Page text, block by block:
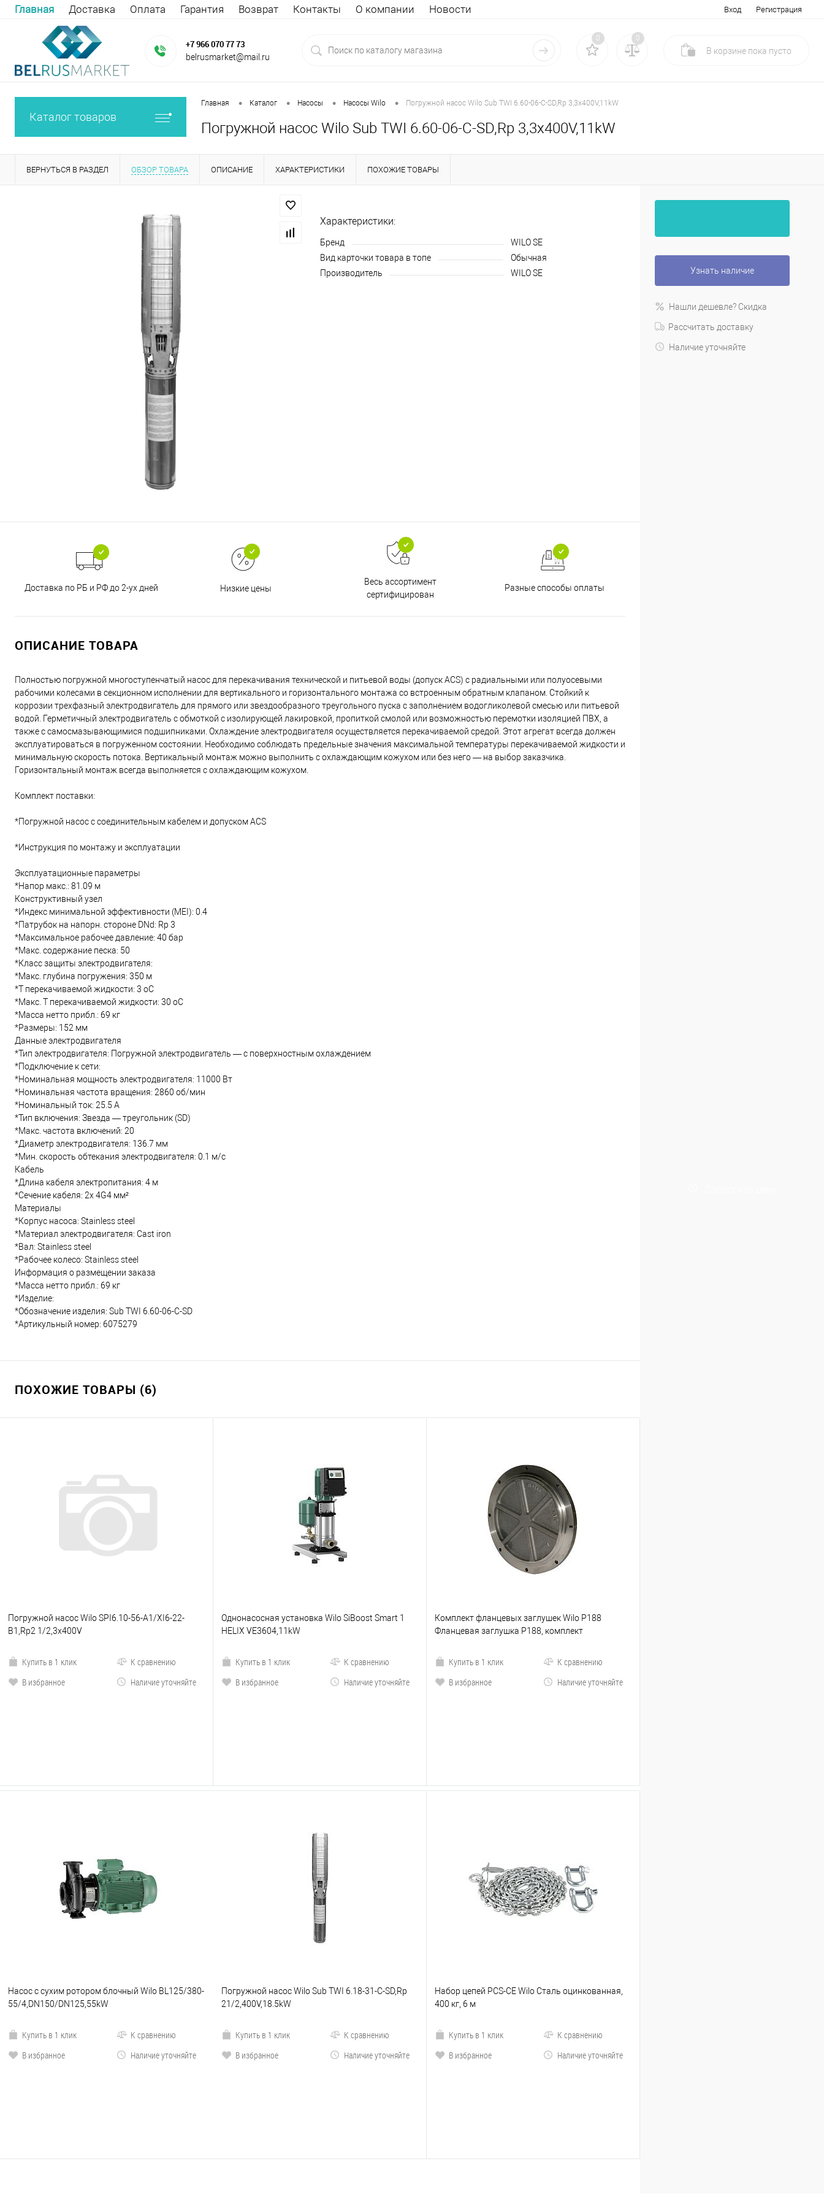
Главная Доставка Оплата Гарантия Возврат Контакты О компании Новости Вход Регистрация
+7 966 070 77 73
belrusmarket@mail.ru
0 0
В корзине пока пусто
Каталог товаров
Главная • Каталог • Насосы • Насосы Wilo • Погружной насос Wilo Sub TWI 6.60-06-C-SD,Rp 3,3x400V,11kW
Погружной насос Wilo Sub TWI 6.60-06-C-SD,Rp 3,3x400V,11kW
ВЕРНУТЬСЯ В РАЗДЕЛ ОБЗОР ТОВАРА ОПИСАНИЕ ХАРАКТЕРИСТИКИ ПОХОЖИЕ ТОВАРЫ
Характеристики:
Бренд
WILO SE
Вид карточки товара в топе
Обычная
Производитель
WILO SE
Доставка по РБ и РФ до 2-ух дней Низкие цены
Весь ассортимент
сертифицирован
Разные способы оплаты
ОПИСАНИЕ ТОВАРА
Полностью погружной многоступенчатый насос для перекачивания технической и питьевой воды (допуск ACS) с радиальными или полуосевыми
рабочими колесами в секционном исполнении для вертикального и горизонтального монтажа со встроенным обратным клапаном. Стойкий к
коррозии трехфазный электродвигатель для прямого или звездообразного треугольного пуска с заполнением водогликолевой смесью или питьевой
водой. Герметичный электродвигатель с обмоткой с изолирующей лакировкой, пропиткой смолой или возможностью перемотки изоляцией ПВХ, а
также с самосмазывающимися подшипниками. Охлаждение электродвигателя осуществляется перекачиваемой средой. Этот агрегат всегда должен
эксплуатироваться в погруженном состоянии. Необходимо соблюдать предельные значения максимальной температуры перекачиваемой жидкости и
минимальную скорость потока. Вертикальный монтаж можно выполнить с охлаждающим кожухом или без него — на выбор заказчика.
Горизонтальный монтаж всегда выполняется с охлаждающим кожухом.
Комплект поставки:
*Погружной насос с соединительным кабелем и допуском ACS
*Инструкция по монтажу и эксплуатации
Эксплуатационные параметры
*Напор макс.: 81.09 м
Конструктивный узел
*Индекс минимальной эффективности (MEI): 0.4
*Патрубок на напорн. стороне DNd: Rp 3
*Максимальное рабочее давление: 40 бар
*Макс. содержание песка: 50
*Класс защиты электродвигателя:
*Макс. глубина погружения: 350 м
*Т перекачиваемой жидкости: 3 oC
*Макс. T перекачиваемой жидкости: 30 oC
*Масса нетто прибл.: 69 кг
*Размеры: 152 мм
Данные электродвигателя
*Тип электродвигателя: Погружной электродвигатель — с поверхностным охлаждением
*Подключение к сети:
*Номинальная мощность электродвигателя: 11000 Вт
*Номинальная частота вращения: 2860 об/мин
*Номинальный ток: 25.5 А
*Тип включения: Звезда — треугольник (SD)
*Макс. частота включений: 20
*Диаметр электродвигателя: 136.7 мм
*Мин. скорость обтекания электродвигателя: 0.1 м/с
Кабель
*Длина кабеля электропитания: 4 м
*Сечение кабеля: 2x 4G4 мм²
Материалы
*Корпус насоса: Stainless steel
*Материал электродвигателя: Cast iron
*Вал: Stainless steel
*Рабочее колесо: Stainless steel
Информация о размещении заказа
*Масса нетто прибл.: 69 кг
*Изделие:
*Обозначение изделия: Sub TWI 6.60-06-C-SD
*Артикульный номер: 6075279
ПОХОЖИЕ ТОВАРЫ (6)
Погружной насос Wilo SPI6.10-56-A1/XI6-22-
B1,Rp2 1/2,3x400V
Купить в 1 клик
К сравнению
В избранное
Наличие уточняйте
Однонасосная установка Wilo SiBoost Smart 1
HELIX VE3604,11kW
Купить в 1 клик
К сравнению
В избранное
Наличие уточняйте
Комплект фланцевых заглушек Wilo P188
Фланцевая заглушка P188, комплект
Купить в 1 клик
К сравнению
В избранное
Наличие уточняйте
Насос с сухим ротором блочный Wilo BL125/380-
55/4,DN150/DN125,55kW
Купить в 1 клик
К сравнению
В избранное
Наличие уточняйте
Погружной насос Wilo Sub TWI 6.18-31-C-SD,Rp
21/2,400V,18.5kW
Купить в 1 клик
К сравнению
В избранное
Наличие уточняйте
Набор цепей PCS-CE Wilo Сталь оцинкованная,
400 кг, 6 м
Купить в 1 клик
К сравнению
В избранное
Наличие уточняйте
Узнать наличие
Нашли дешевле? Скидка
Рассчитать доставку
Наличие уточняйте